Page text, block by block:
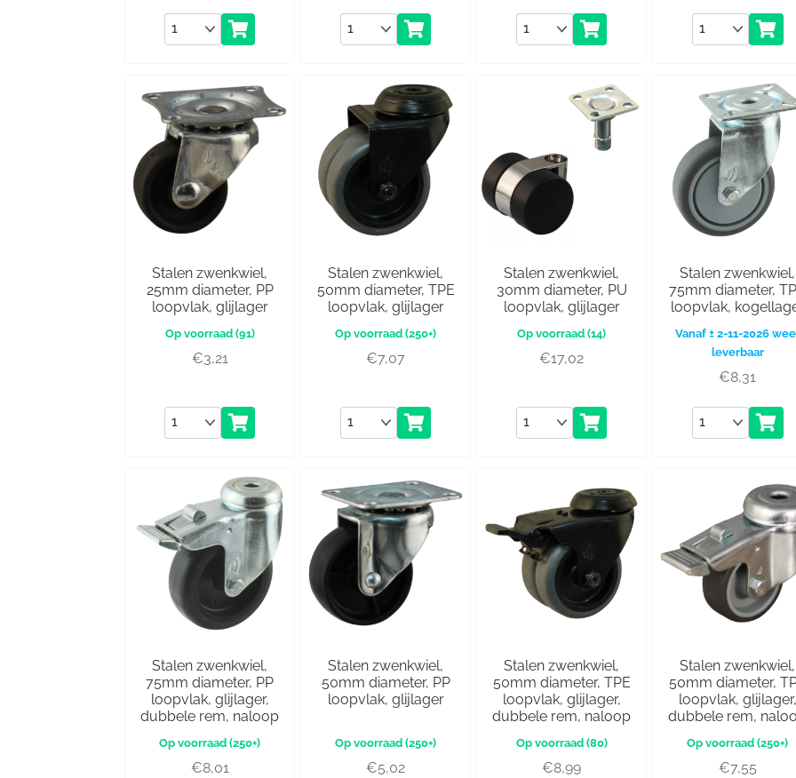
Aantal Aantal Aantal Aantal
Stalen zwenkwiel,
25mm diameter, PP
loopvlak, glijlager
(91)
€3,21
Aantal
Stalen zwenkwiel,
50mm diameter, TPE
loopvlak, glijlager
(250+)
€7,07
Aantal
Stalen zwenkwiel,
30mm diameter, PU
loopvlak, glijlager
(14)
€17,02
Aantal
Stalen zwenkwiel,
75mm diameter,
loopvlak,
Vanaf ± 2-11-2026
leverbaar
€8,31
Aantal
Stalen zwenkwiel,
75mm diameter, PP
loopvlak, glijlager,
dubbele rem, naloop
(250+)
€8,01
Stalen zwenkwiel,
50mm diameter, PP
loopvlak, glijlager
(250+)
€5,02
Stalen zwenkwiel,
50mm diameter, TPE
loopvlak, glijlager,
dubbele rem, naloop
(80)
€8,99
Stalen zwenkwiel,
50mm diameter,
loopvlak, glijlager,
dubbele rem,
(250+)
€7,55